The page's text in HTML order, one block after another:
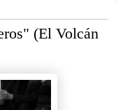
(El Volcán